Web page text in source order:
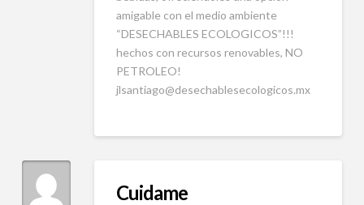
amigable con el medio ambiente
“DESECHABLES ECOLOGICOS”!!!
hechos con recursos renovables, NO
PETROLEO!
jlsantiago@desechablesecologicos.mx
Cuidame